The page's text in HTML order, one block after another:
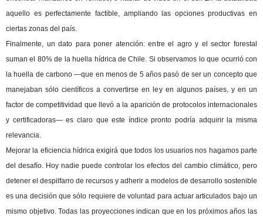
aquello es perfectamente factible, ampliando las opciones productivas en
ciertas zonas del país.
Finalmente, un dato para poner atención: entre el agro y el sector forestal
suman el 80% de la huella hídrica de Chile. Si observamos lo que ocurrió con
la huella de carbono —que en menos de 5 años pasó de ser un concepto que
manejaban sólo científicos a convertirse en ley en algunos países, y en un
factor de competitividad que llevó a la aparición de protocolos internacionales
y certificadoras— es claro que este índice pronto podría adquirir la misma
relevancia.
Mejorar la eficiencia hídrica exigirá que todos los usuarios nos hagamos parte
del desafío. Hoy nadie puede controlar los efectos del cambio climático, pero
detener el despilfarro de recursos y adherir a modelos de desarrollo sostenible
es una decisión que sólo requiere de voluntad para actuar articulados bajo un
mismo objetivo. Todas las proyecciones indican que en los próximos años las